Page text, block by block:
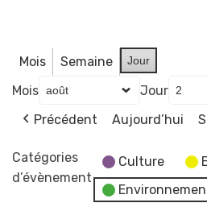
Mois Semaine Jour
Mois Jour
Précédent
Aujourd’hui
Catégories
d’évènement
Culture